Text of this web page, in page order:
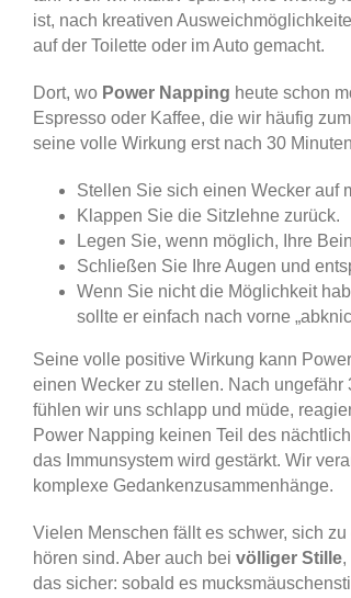
ist, nach kreativen
auf der Toilette oder im Auto gemacht.
Dort, wo Power Napping heute schon
Espresso oder Kaffee, die wir häufig
seine volle Wirkung erst nach 30
Stellen Sie sich einen Wecker auf
Klappen Sie die Sitzlehne zurück.
Legen Sie, wenn möglich, Ihre
Schließen Sie Ihre Augen und
Wenn Sie nicht die Möglichkeit
sollte er einfach nach vorne
Seine volle positive Wirkung kann
einen Wecker zu stellen. Nach
fühlen wir uns schlapp und müde,
Power Napping keinen Teil des
das Immunsystem wird gestärkt. Wir
komplexe Gedankenzusammenhänge.
Vielen Menschen fällt es schwer, sich
hören sind. Aber auch bei völliger Stille,
das sicher: sobald es